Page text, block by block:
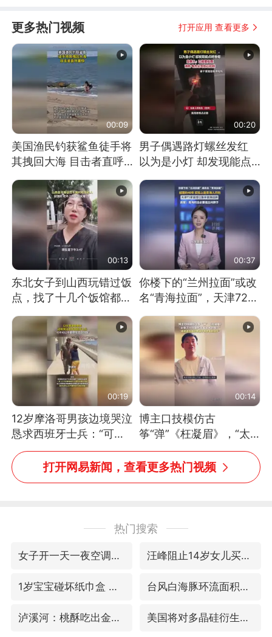
更多热门视频 打开应用 查看更多
00:09
美国渔民钓获鲨鱼徒手将
其拽回大海 目击者直呼
消息）
00:20
男子偶遇路灯螺丝发红
以为是小灯 却发现能点
处理
00:13
东北女子到山西玩错过饭
点，找了十几个饭馆都没
00:37
你楼下的“兰州拉面”或改
名“青海拉面”，天津72家
00:19
12岁摩洛哥男孩边境哭泣
恳求西班牙士兵：“可不
可以不要把我遣返回国”
00:14
博主口技模仿古
筝“弹”《枉凝眉》，“太
像了～你是吃古筝长大的
吗？”“或将成为首位考级
不带古筝的选手。”（来
打开网易新闻，查看更多热门视频
热门搜索
女子开一天一夜空调后二氧化碳中毒 汪峰阻止14岁女儿买大牌
1岁宝宝碰坏纸巾盒 宝妈被索赔924元 台风白海豚环流面积近似13个浙江
泸溪河：桃酥吃出金属牙冠视频不实 美国将对多晶硅衍生品加征15%关税